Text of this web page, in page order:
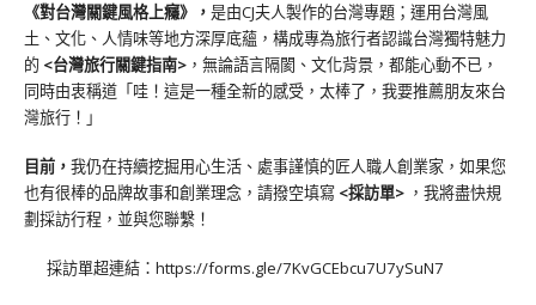
《對台灣關鍵風格上癮》 ， 是由CJ夫人製作的台灣專題；運用台灣風
土、文化、人情味等地方深厚底蘊，構成專為旅行者認識台灣獨特魅力
的 <台灣旅行關鍵指南> ，無論語言隔閡、文化背景，都能心動不已，
同時由衷稱道「哇！這是一種全新的感受，太棒了，我要推薦朋友來台
灣旅行！」
目前， 我仍在持續挖掘用心生活、處事謹慎的匠人職人創業家，如果您
也有很棒的品牌故事和創業理念，請撥空填寫 <採訪單> ，我將盡快規
劃採訪行程，並與您聯繫！
採訪單超連結： https://forms.gle/7KvGCEbcu7U7ySuN7